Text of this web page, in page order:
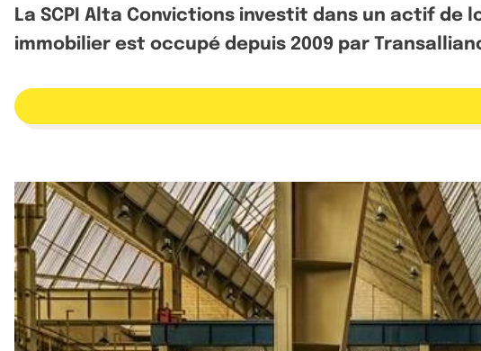
La SCPI Alta Convictions investit dans un actif
immobilier est occupé depuis 2009 par